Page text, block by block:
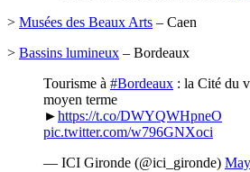
> Musées des Beaux Arts – Caen
> Bassins lumineux – Bordeaux
Tourisme à #Bordeaux : la Cité du
moyen terme
►https://t.co/DWYQWHpneO
pic.twitter.com/w796GNXoci
— ICI Gironde (@ici_gironde)